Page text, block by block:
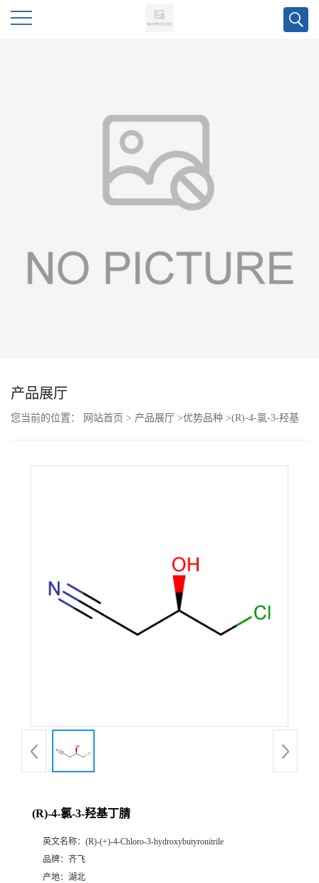
动
联
产品展厅
您当前的位置： 网站首页 > 产品展厅 >优势品种 >(R)-4-氯-3-羟基
(R)-4-氯-3-羟基丁腈
英文名称： (R)-(+)-4-Chloro-3-hydroxybutyronitrile
品牌： 齐飞
产地： 湖北